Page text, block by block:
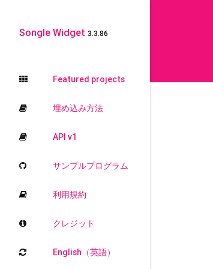
Songle Widget 3.3.86
Featured projects
埋め込み方法
API v1
サンプルプログラム
利用規約
クレジット
English（英語）